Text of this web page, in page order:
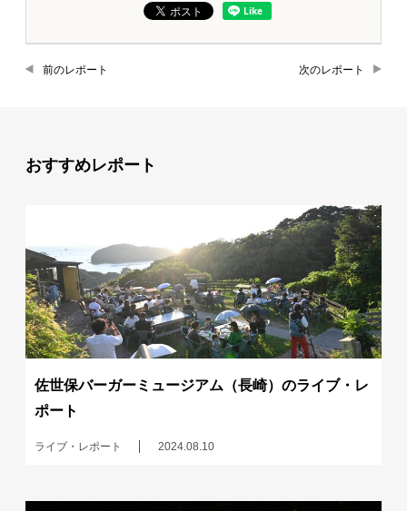
前のレポート 次のレポート
おすすめレポート
佐世保バーガーミュージアム（長崎）のライブ・レ
ポート
ライブ・レポート 2024.08.10